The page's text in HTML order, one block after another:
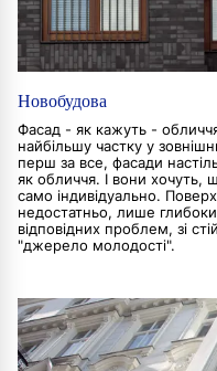
Новобудова
Фасад - як кажуть -
найбільшу частку у
перш за все, фасади
як обличчя. І вони хочуть,
само індивідуально.
недостатньо, лише
відповідних проблем, зі
"джерело молодості".